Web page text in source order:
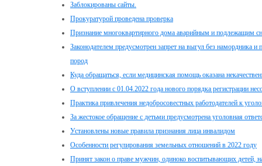
Заблокированы сайты.
Прокуратурой проведена проверка
Признание многоквартирного дома аварийным и подлежащим
Законодателем предусмотрен запрет на выгул без намордника и
пород
Куда обращаться, если медицинская помощь оказана
О вступлении с 01.04.2022 года нового порядка регистрации
Практика привлечения недобросовестных работодателей к
За жестокое обращение с детьми предусмотрена уголовная
Установлены новые правила признания лица инвалидом
Особенности регулирования земельных отношений в 2022 году
Принят закон о праве мужчин, одиноко воспитывающих детей,